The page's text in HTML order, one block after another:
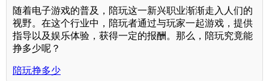
随着电子游戏的普及，陪玩这一新兴职业渐渐走入人们的
视野。在这个行业中，陪玩者通过与玩家一起游戏，提供
指导以及娱乐体验，获得一定的报酬。那么，陪玩究竟能
挣多少呢？
陪玩挣多少